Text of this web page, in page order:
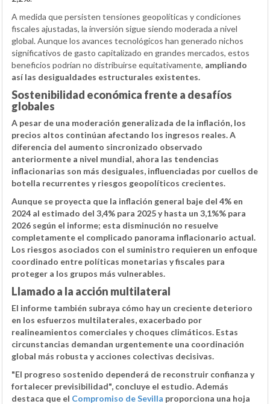
A medida que persisten tensiones geopolíticas y condiciones
fiscales ajustadas, la inversión sigue siendo moderada a nivel
global. Aunque los avances tecnológicos han generado nichos
significativos de gasto capitalizado en grandes mercados, estos
beneficios podrían no distribuirse equitativamente, ampliando
así las desigualdades estructurales existentes.
Sostenibilidad económica frente a desafíos
globales
A pesar de una moderación generalizada de la inflación, los
precios altos continúan afectando los ingresos reales. A
diferencia del aumento sincronizado observado
anteriormente a nivel mundial, ahora las tendencias
inflacionarias son más desiguales, influenciadas por cuellos de
botella recurrentes y riesgos geopolíticos crecientes.
Aunque se proyecta que la inflación general baje del 4% en
2024 al estimado del 3,4% para 2025 y hasta un 3,1%% para
2026 según el informe; esta disminución no resuelve
completamente el complicado panorama inflacionario actual.
Los riesgos asociados con el suministro requieren un enfoque
coordinado entre políticas monetarias y fiscales para
proteger a los grupos más vulnerables.
Llamado a la acción multilateral
El informe también subraya cómo hay un creciente deterioro
en los esfuerzos multilaterales, exacerbado por
realineamientos comerciales y choques climáticos. Estas
circunstancias demandan urgentemente una coordinación
global más robusta y acciones colectivas decisivas.
"El progreso sostenido dependerá de reconstruir confianza y
fortalecer previsibilidad", concluye el estudio. Además
destaca que el Compromiso de Sevilla proporciona una hoja